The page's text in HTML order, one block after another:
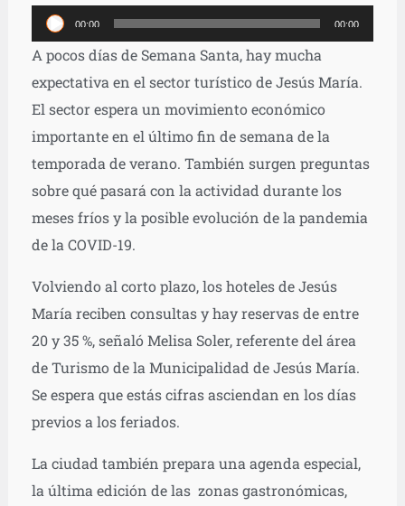
Reproductor
de
00:00 00:00
A pocos días de Semana Santa, hay mucha
expectativa en el sector turístico de Jesús María.
El sector espera un movimiento económico
importante en el último fin de semana de la
temporada de verano. También surgen preguntas
sobre qué pasará con la actividad durante los
meses fríos y la posible evolución de la pandemia
de la COVID-19.
Volviendo al corto plazo, los hoteles de Jesús
María reciben consultas y hay reservas de entre
20 y 35 %, señaló Melisa Soler, referente del área
de Turismo de la Municipalidad de Jesús María.
Se espera que estás cifras asciendan en los días
previos a los feriados.
La ciudad también prepara una agenda especial,
la última edición de las zonas gastronómicas,